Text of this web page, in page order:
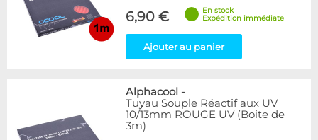
6,90 €
En stock
Expédition immédiate
Ajouter au panier
Alphacool -
Tuyau Souple Réactif aux UV
10/13mm ROUGE UV (Boite de
3m)